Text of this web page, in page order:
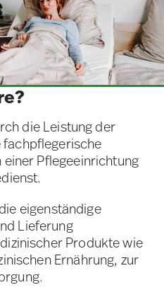
die Leistung der
einer Pflegeeinrichtung
eigenständige
Lieferung
Produkte wie
Ernährung, zur